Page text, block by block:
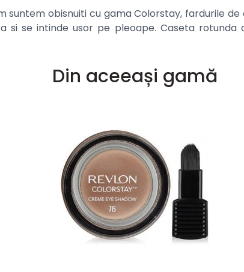
suntem obisnuiti cu gama Colorstay, fardurile
si se intinde usor pe pleoape. Caseta
Din aceeași gamă